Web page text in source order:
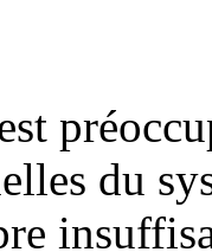
du